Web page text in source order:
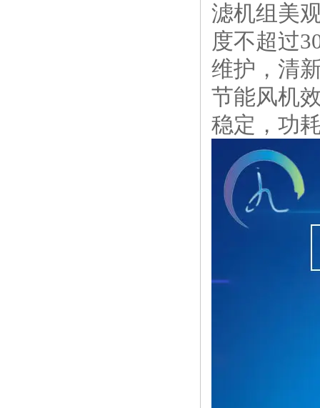
滤机组美
度不超过
维护，清
节能风机
稳定，功